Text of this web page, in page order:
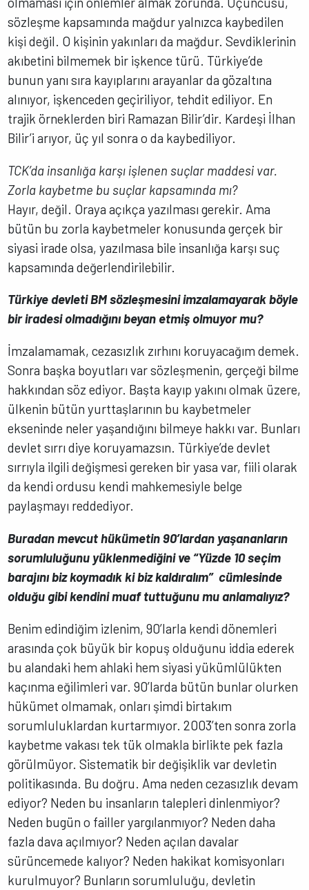
sözleşme kapsamında mağdur yalnızca kaybedilen
kişi değil. O kişinin yakınları da mağdur. Sevdiklerinin
akıbetini bilmemek bir işkence türü. Türkiye’de
bunun yanı sıra kayıplarını arayanlar da gözaltına
alınıyor, işkenceden geçiriliyor, tehdit ediliyor. En
trajik örneklerden biri Ramazan Bilir’dir. Kardeşi İlhan
Bilir’i arıyor, üç yıl sonra o da kaybediliyor.
TCK’da insanlığa karşı işlenen suçlar maddesi var.
Zorla kaybetme bu suçlar kapsamında mı?
Hayır, değil. Oraya açıkça yazılması gerekir. Ama
bütün bu zorla kaybetmeler konusunda gerçek bir
siyasi irade olsa, yazılmasa bile insanlığa karşı suç
kapsamında değerlendirilebilir.
Türkiye devleti BM sözleşmesini imzalamayarak böyle
bir iradesi olmadığını beyan etmiş olmuyor mu?
İmzalamamak, cezasızlık zırhını koruyacağım demek.
Sonra başka boyutları var sözleşmenin, gerçeği bilme
hakkından söz ediyor. Başta kayıp yakını olmak üzere,
ülkenin bütün yurttaşlarının bu kaybetmeler
ekseninde neler yaşandığını bilmeye hakkı var. Bunları
devlet sırrı diye koruyamazsın. Türkiye’de devlet
sırrıyla ilgili değişmesi gereken bir yasa var, fiili olarak
da kendi ordusu kendi mahkemesiyle belge
paylaşmayı reddediyor.
Buradan mevcut hükümetin 90’lardan yaşananların
sorumluluğunu yüklenmediğini ve “Yüzde 10 seçim
barajını biz koymadık ki biz kaldıralım” cümlesinde
olduğu gibi kendini muaf tuttuğunu mu anlamalıyız?
Benim edindiğim izlenim, 90’larla kendi dönemleri
arasında çok büyük bir kopuş olduğunu iddia ederek
bu alandaki hem ahlaki hem siyasi yükümlülükten
kaçınma eğilimleri var. 90’larda bütün bunlar olurken
hükümet olmamak, onları şimdi birtakım
sorumluluklardan kurtarmıyor. 2003’ten sonra zorla
kaybetme vakası tek tük olmakla birlikte pek fazla
görülmüyor. Sistematik bir değişiklik var devletin
politikasında. Bu doğru. Ama neden cezasızlık devam
ediyor? Neden bu insanların talepleri dinlenmiyor?
Neden bugün o failler yargılanmıyor? Neden daha
fazla dava açılmıyor? Neden açılan davalar
sürüncemede kalıyor? Neden hakikat komisyonları
kurulmuyor? Bunların sorumluluğu, devletin